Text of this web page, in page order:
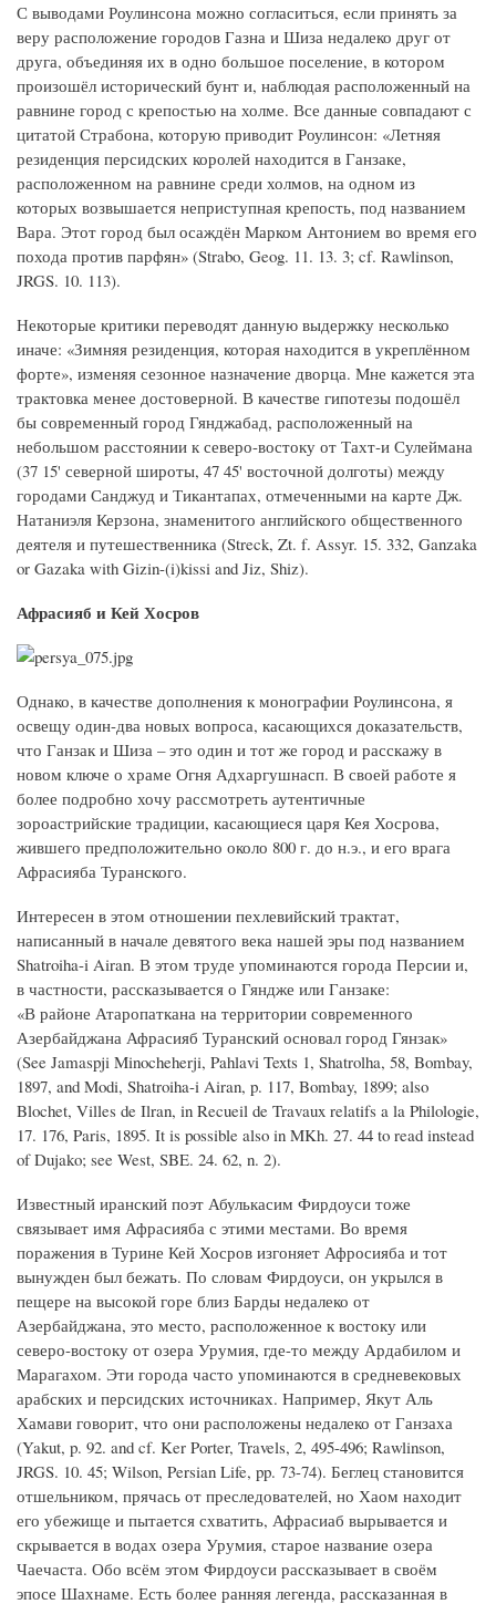
С выводами Роулинсона можно согласиться, если принять за
веру расположение городов Газна и Шиза недалеко друг от
друга, объединяя их в одно большое поселение, в котором
произошёл исторический бунт и, наблюдая расположенный на
равнине город с крепостью на холме. Все данные совпадают с
цитатой Страбона, которую приводит Роулинсон: «Летняя
резиденция персидских королей находится в Ганзаке,
расположенном на равнине среди холмов, на одном из
которых возвышается неприступная крепость, под названием
Вара. Этот город был осаждён Марком Антонием во время его
похода против парфян» (Strabo, Geog. 11. 13. 3; cf. Rawlinson,
JRGS. 10. 113).
Некоторые критики переводят данную выдержку несколько
иначе: «Зимняя резиденция, которая находится в укреплённом
форте», изменяя сезонное назначение дворца. Мне кажется эта
трактовка менее достоверной. В качестве гипотезы подошёл
бы современный город Гянджабад, расположенный на
небольшом расстоянии к северо-востоку от Тахт-и Сулеймана
(37 15' северной широты, 47 45' восточной долготы) между
городами Санджуд и Тикантапах, отмеченными на карте Дж.
Натаниэля Керзона, знаменитого английского общественного
деятеля и путешественника (Streck, Zt. f. Assyr. 15. 332, Ganzaka
or Gazaka with Gizin-(i)kissi and Jiz, Shiz).
Афрасияб и Кей Хосров
Однако, в качестве дополнения к монографии Роулинсона, я
освещу один-два новых вопроса, касающихся доказательств,
что Ганзак и Шиза – это один и тот же город и расскажу в
новом ключе о храме Огня Адхаргушнасп. В своей работе я
более подробно хочу рассмотреть аутентичные
зороастрийские традиции, касающиеся царя Кея Хосрова,
жившего предположительно около 800 г. до н.э., и его врага
Афрасияба Туранского.
Интересен в этом отношении пехлевийский трактат,
написанный в начале девятого века нашей эры под названием
Shatroiha-i Airan. В этом труде упоминаются города Персии и,
в частности, рассказывается о Гяндже или Ганзаке:
«В районе Атаропаткана на территории современного
Азербайджана Афрасияб Туранский основал город Гянзак»
(See Jamaspji Minocheherji, Pahlavi Texts 1, Shatrolha, 58, Bombay,
1897, and Modi, Shatroiha-i Airan, p. 117, Bombay, 1899; also
Blochet, Villes de Ilran, in Recueil de Travaux relatifs a la Philologie,
17. 176, Paris, 1895. It is possible also in MKh. 27. 44 to read instead
of Dujako; see West, SBE. 24. 62, n. 2).
Известный иранский поэт Абулькасим Фирдоуси тоже
связывает имя Афрасияба с этими местами. Во время
поражения в Турине Кей Хосров изгоняет Афросияба и тот
вынужден был бежать. По словам Фирдоуси, он укрылся в
пещере на высокой горе близ Барды недалеко от
Азербайджана, это место, расположенное к востоку или
северо-востоку от озера Урумия, где-то между Ардабилом и
Марагахом. Эти города часто упоминаются в средневековых
арабских и персидских источниках. Например, Якут Аль
Хамави говорит, что они расположены недалеко от Ганзаха
(Yakut, p. 92. and cf. Ker Porter, Travels, 2, 495-496; Rawlinson,
JRGS. 10. 45; Wilson, Persian Life, pp. 73-74). Беглец становится
отшельником, прячась от преследователей, но Хаом находит
его убежище и пытается схватить, Афрасиаб вырывается и
скрывается в водах озера Урумия, старое название озера
Чаечаста. Обо всём этом Фирдоуси рассказывает в своём
эпосе Шахнаме. Есть более ранняя легенда, рассказанная в